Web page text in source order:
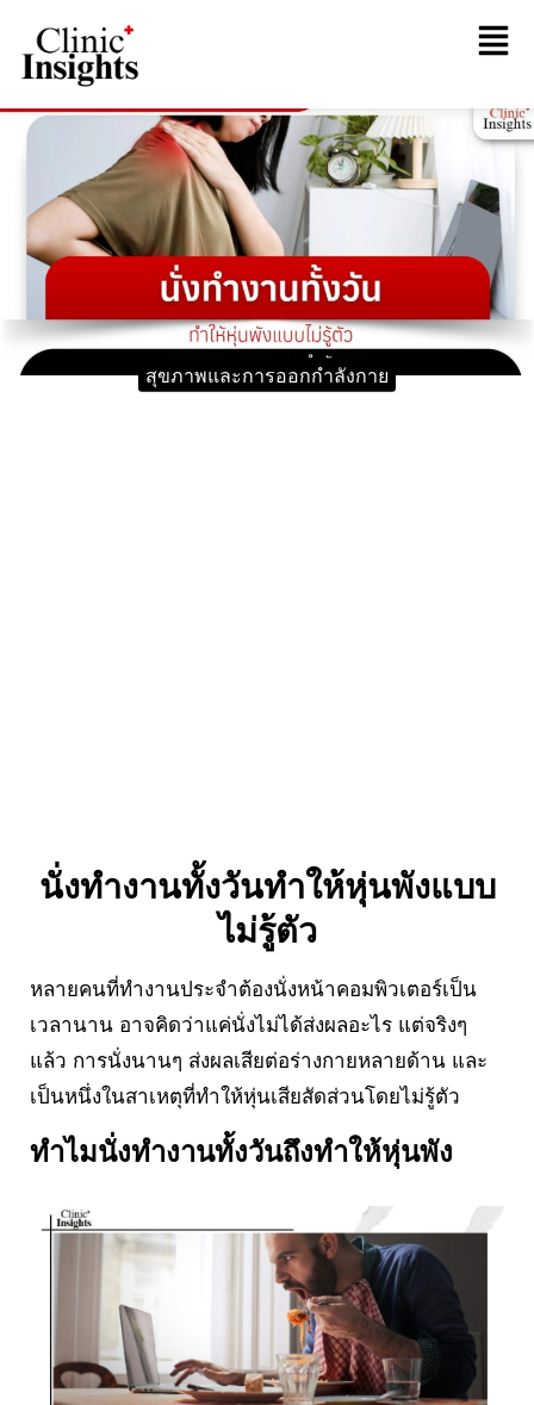
สุขภาพและการออกกำลังกาย
นั่งทำงานทั้งวันทำให้หุ่นพังแบบ
ไม่รู้ตัว
หลายคนที่ทำงานประจำต้องนั่งหน้าคอมพิวเตอร์เป็น
เวลานาน อาจคิดว่าแค่นั่งไม่ได้ส่งผลอะไร แต่จริงๆ
แล้ว การนั่งนานๆ ส่งผลเสียต่อร่างกายหลายด้าน และ
เป็นหนึ่งในสาเหตุที่ทำให้หุ่นเสียสัดส่วนโดยไม่รู้ตัว
ทำไมนั่งทำงานทั้งวันถึงทำให้หุ่นพัง